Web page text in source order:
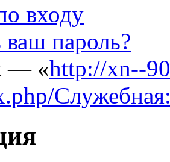
входу
пароль?
— «http://xn--